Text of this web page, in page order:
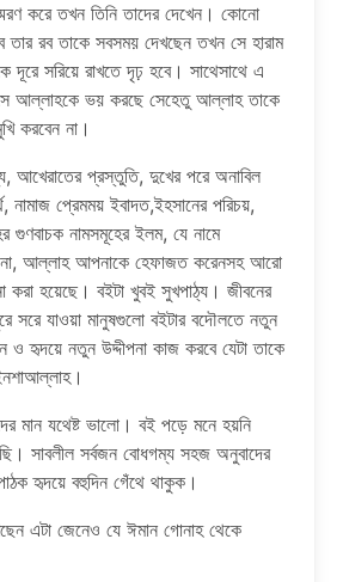
করে তখন তিনি তাদের দেখেন। কোনো
তার রব তাকে সবসময় দেখছেন তখন সে হারাম
দূরে সরিয়ে রাখতে দৃঢ় হবে। সাথেসাথে এ
আল্লাহকে ভয় করছে সেহেতু আল্লাহ তাকে
করবেন না।
আখেরাতের প্রস্তুতি, দুখের পরে অনাবিল
প্রেমময় ইবাদত,ইহসানের পরিচয়,
গুণবাচক নামসমূহের ইলম, যে নামে
না, আল্লাহ আপনাকে হেফাজত করেনসহ আরো
করা হয়েছে। বইটা খুবই সুখপাঠ্য। জীবনের
সরে যাওয়া মানুষগুলো বইটার বদৌলতে নতুন
ও হৃদয়ে নতুন উদ্দীপনা কাজ করবে যেটা তাকে
মান যথেষ্ট ভালো। বই পড়ে মনে হয়নি
সাবলীল সর্বজন বোধগম্য সহজ অনুবাদের
হৃদয়ে বহুদিন গেঁথে থাকুক।
এটা জেনেও যে ঈমান গোনাহ থেকে